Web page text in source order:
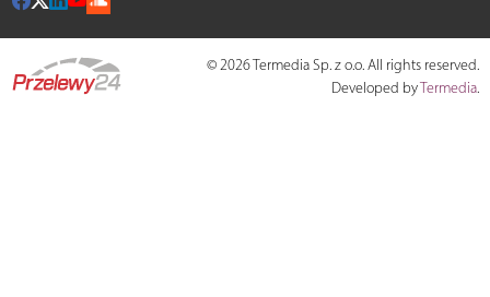
© 2026 Termedia Sp. z o.o. All rights reserved.
Developed byTermedia.